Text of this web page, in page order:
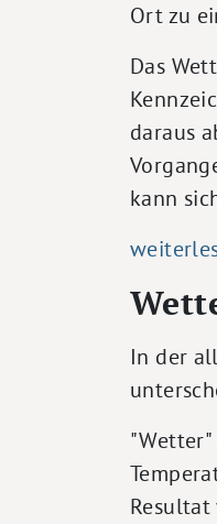
Ort zu
Das
daraus
kann
In der